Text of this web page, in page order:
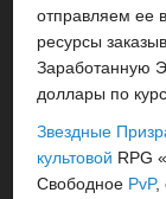
отправляем ее
ресурсы
Заработанную
доллары по
Звездные
культовой RPG
Свободное PvP,